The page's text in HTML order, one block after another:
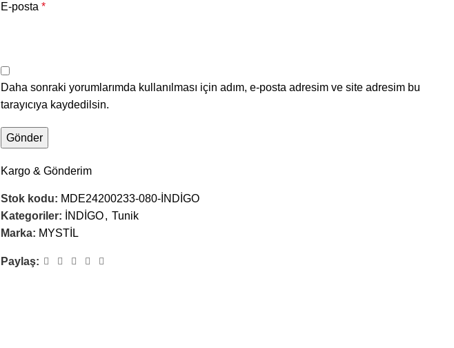
E-posta *
Daha sonraki yorumlarımda kullanılması için adım, e-posta adresim ve site adresim bu
tarayıcıya kaydedilsin.
Kargo & Gönderim
Stok kodu: MDE24200233-080-İNDİGO
Kategoriler:
İNDİGO, Tunik
Marka: MYSTİL
Paylaş: